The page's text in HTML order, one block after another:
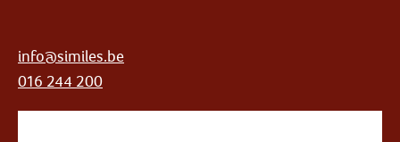
info@similes.be
016 244 200